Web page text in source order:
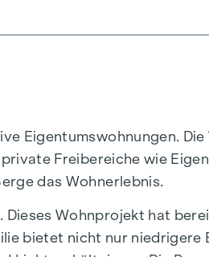
Eigentumswohnungen.
Freibereiche wie
das Wohnerlebnis.
Wohnprojekt hat
bietet nicht nur niedrigere